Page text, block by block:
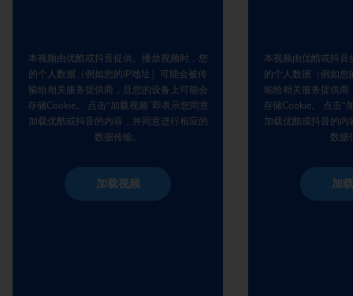
本视频由优酷或抖音提供。播放视频时，您
的个人数据（例如您的IP地址）可能会被传
输给相关服务提供商，且您的设备上可能会
存储Cookie。 点击“加载视频”即表示您同意
加载优酷或抖音的内容，并同意进行相应的
数据传输。
加载视频
本视频由优酷或抖音
的个人数据（例如
输给相关服务提供商
存储Cookie。 点击“
加载优酷或抖音的
数据
加